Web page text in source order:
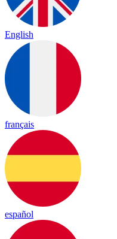
English
français
español